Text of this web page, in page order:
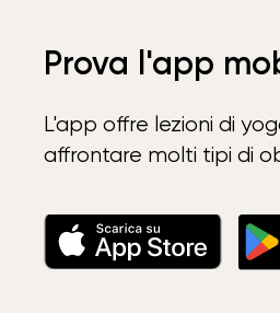
Prova l'app
L'app offre lezioni di
affrontare molti tipi di